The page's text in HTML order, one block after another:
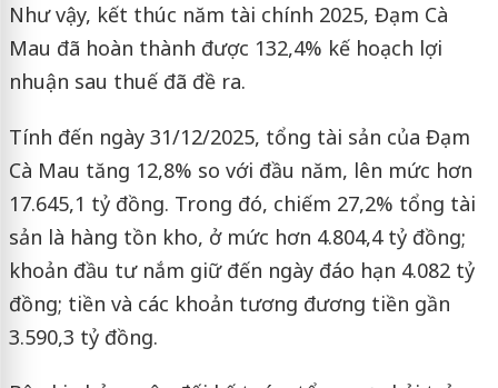
Như vậy, kết thúc năm tài chính 2025, Đạm Cà
Mau đã hoàn thành được 132,4% kế hoạch lợi
nhuận sau thuế đã đề ra.
Tính đến ngày 31/12/2025, tổng tài sản của Đạm
Cà Mau tăng 12,8% so với đầu năm, lên mức hơn
17.645,1 tỷ đồng. Trong đó, chiếm 27,2% tổng tài
sản là hàng tồn kho, ở mức hơn 4.804,4 tỷ đồng;
khoản đầu tư nắm giữ đến ngày đáo hạn 4.082 tỷ
đồng; tiền và các khoản tương đương tiền gần
3.590,3 tỷ đồng.